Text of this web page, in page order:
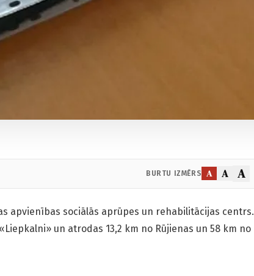
BURTU IZMĒRS A A A
apvienības sociālās aprūpes un rehabilitācijas centrs.
un atrodas 13,2 km no Rūjienas un 58 km no